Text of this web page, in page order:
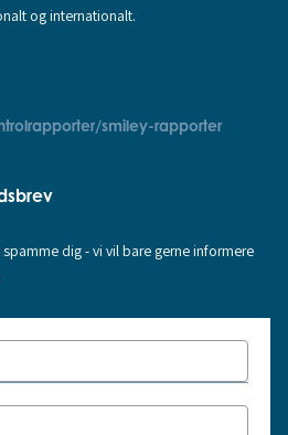
og internationalt.
smiley-rapporter
dig - vi vil bare gerne informere